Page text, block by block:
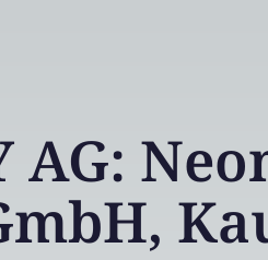
AG: